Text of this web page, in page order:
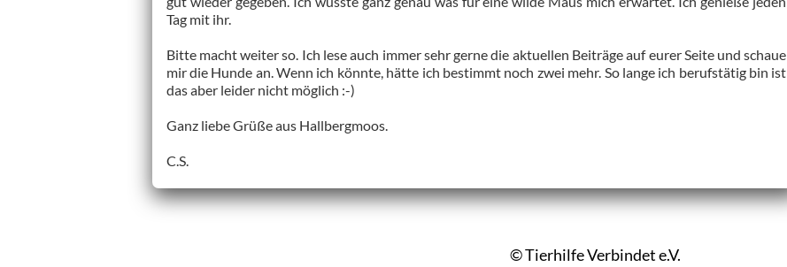
Tag mit ihr.
Bitte macht weiter so. Ich lese auch immer sehr gerne die aktuellen Beiträge auf eurer Seite und schaue
mir die Hunde an. Wenn ich könnte, hätte ich bestimmt noch zwei mehr. So lange ich berufstätig bin ist
das aber leider nicht möglich :-)
Ganz liebe Grüße aus Hallbergmoos.
C.S.
© Tierhilfe Verbindet e.V.